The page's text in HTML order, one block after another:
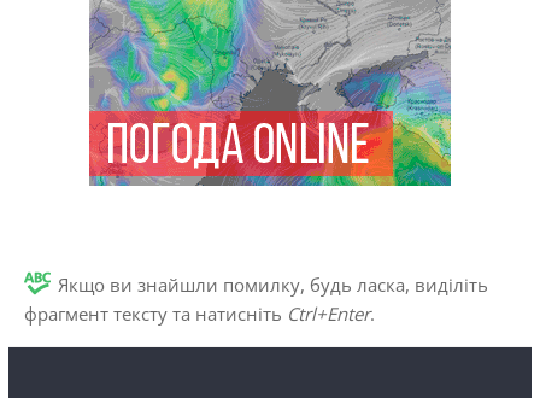
Якщо ви знайшли помилку, будь ласка, виділіть
фрагмент тексту та натисніть Ctrl+Enter.